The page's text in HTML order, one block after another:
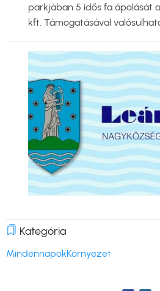
parkjában 5 idős fa ápolását
kft. Támogatásával
Kategória
MindennapokKörnyezet